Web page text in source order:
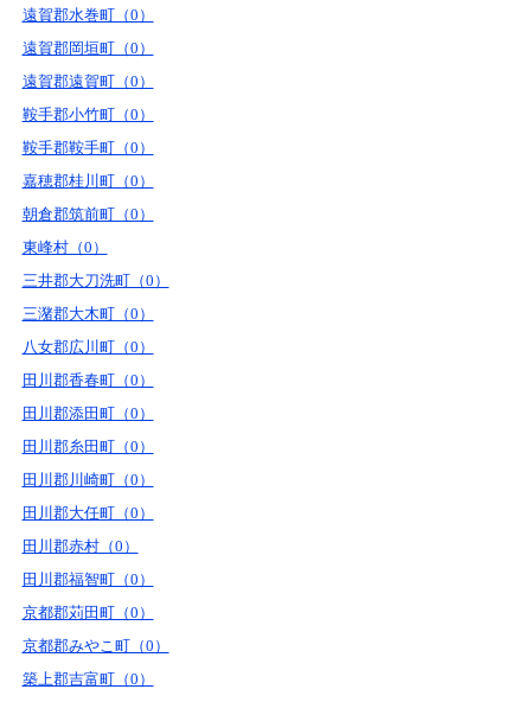
遠賀郡水巻町（0）
遠賀郡岡垣町（0）
遠賀郡遠賀町（0）
鞍手郡小竹町（0）
鞍手郡鞍手町（0）
嘉穂郡桂川町（0）
朝倉郡筑前町（0）
東峰村（0）
三井郡大刀洗町（0）
三潴郡大木町（0）
八女郡広川町（0）
田川郡香春町（0）
田川郡添田町（0）
田川郡糸田町（0）
田川郡川崎町（0）
田川郡大任町（0）
田川郡赤村（0）
田川郡福智町（0）
京都郡苅田町（0）
京都郡みやこ町（0）
築上郡吉富町（0）